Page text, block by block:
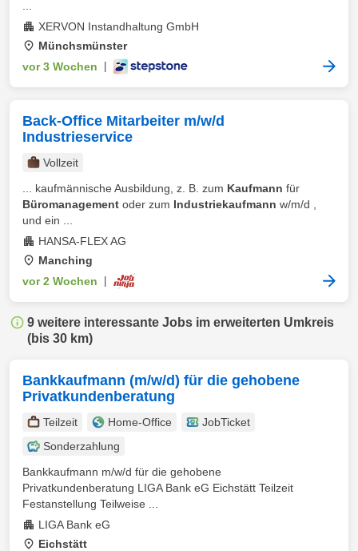
XERVON Instandhaltung GmbH
Münchsmünster
vor 3 Wochen
Back-Office Mitarbeiter m/w/d
Industrieservice
Vollzeit
... kaufmännische Ausbildung, z. B. zum Kaufmann für
Büromanagement oder zum Industriekaufmann w/m/d ,
und ein ...
HANSA-FLEX AG
Manching
vor 2 Wochen
9 weitere interessante Jobs im erweiterten Umkreis
(bis 30 km)
Bankkaufmann (m/w/d) für die gehobene
Privatkundenberatung
Teilzeit Home-Office
JobTicket
Sonderzahlung
Bankkaufmann m/w/d für die gehobene
Privatkundenberatung LIGA Bank eG Eichstätt Teilzeit
Festanstellung Teilweise ...
LIGA Bank eG
Eichstätt